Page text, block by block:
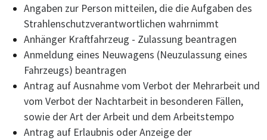
Angaben zur Person mitteilen, die die Aufgaben des
Strahlenschutzverantwortlichen wahrnimmt
Anhänger Kraftfahrzeug - Zulassung beantragen
Anmeldung eines Neuwagens (Neuzulassung eines
Fahrzeugs) beantragen
Antrag auf Ausnahme vom Verbot der Mehrarbeit und
vom Verbot der Nachtarbeit in besonderen Fällen,
sowie der Art der Arbeit und dem Arbeitstempo
Antrag auf Erlaubnis oder Anzeige der